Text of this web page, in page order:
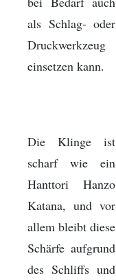
als Schlag- oder
Druckwerkzeug
einsetzen kann.
Die Klinge ist
scharf wie ein
Hanttori Hanzo
Katana, und vor
allem bleibt diese
Schärfe aufgrund
des Schliffs und